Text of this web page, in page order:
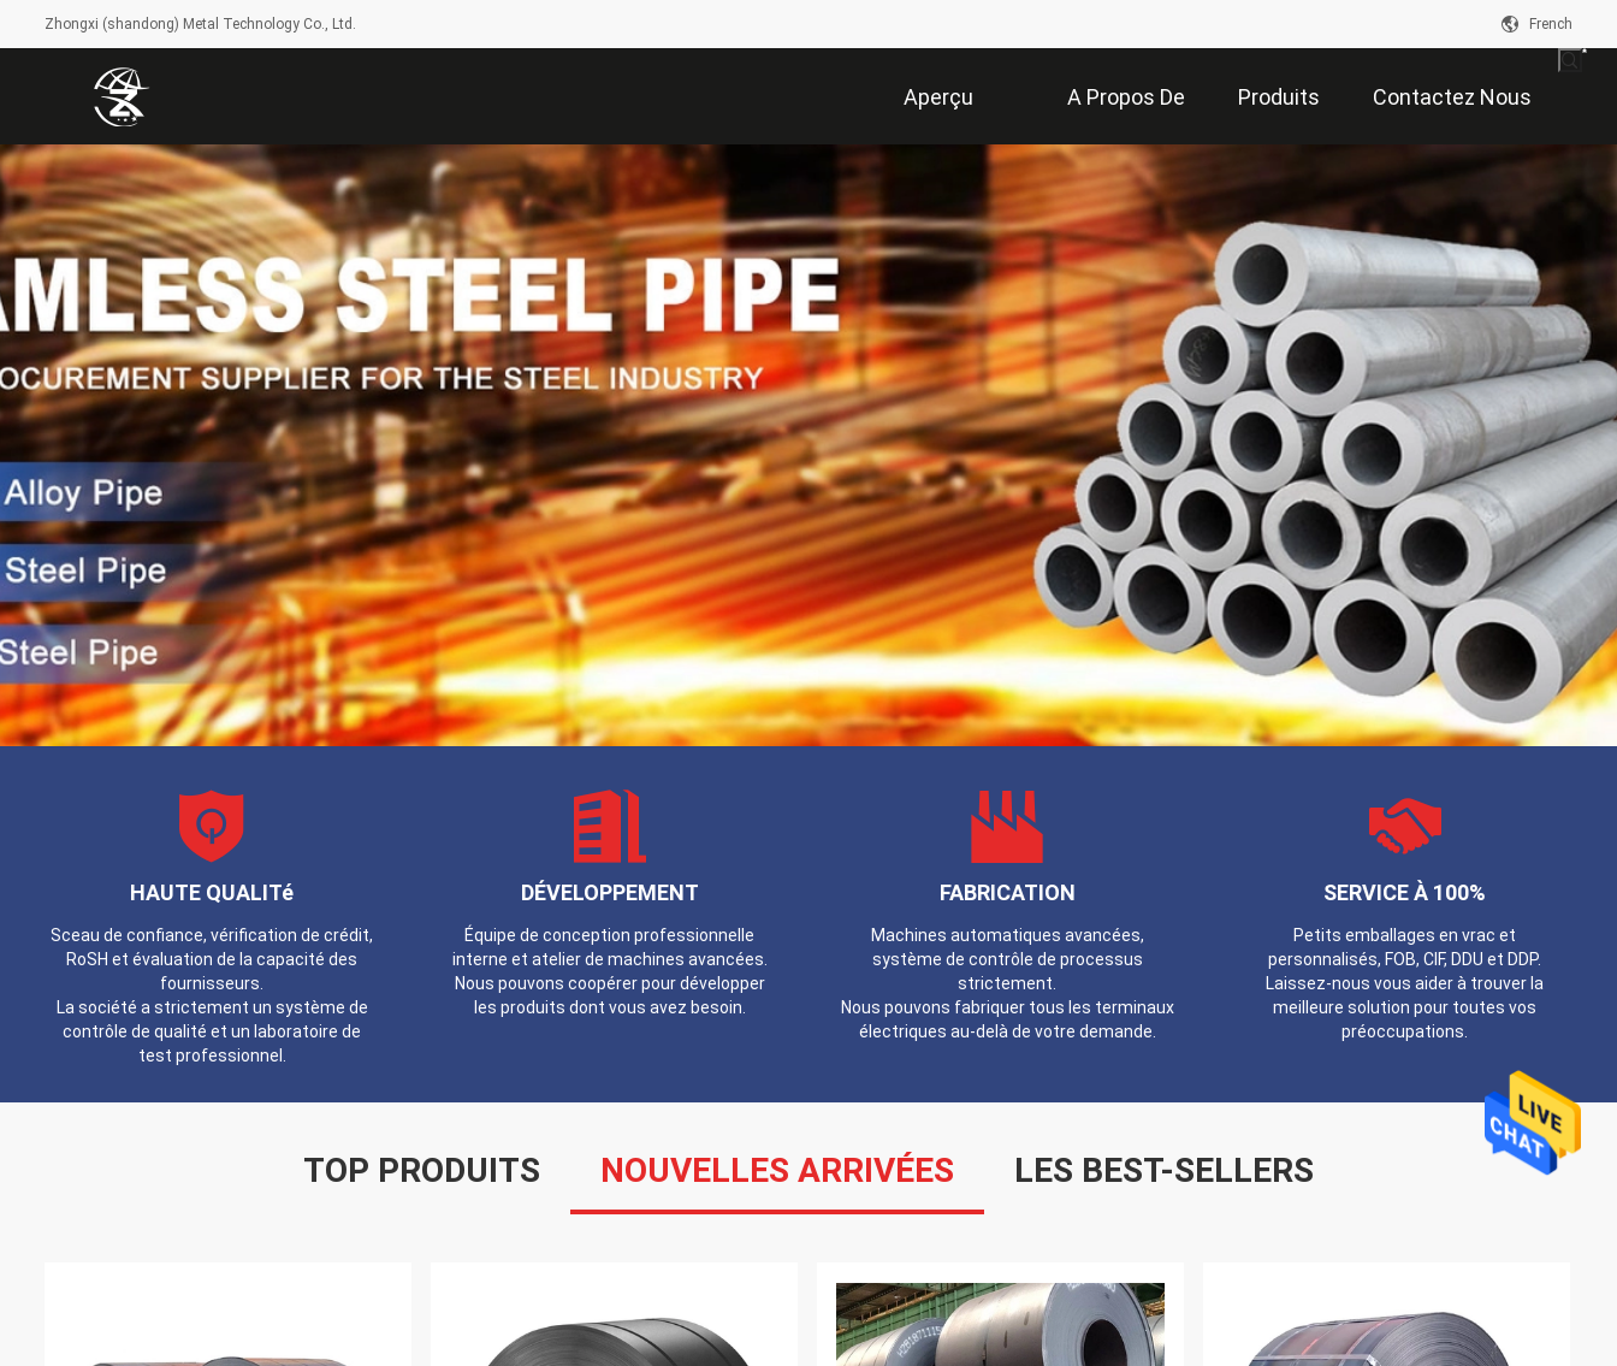
Zhongxi (shandong) Metal Technology Co., Ltd. French
Aperçu A Propos De
Nous
Produits Contactez Nous
Demande De
Soumission
HAUTE QUALITé
Sceau de confiance, vérification de crédit,
RoSH et évaluation de la capacité des
fournisseurs.
La société a strictement un système de
contrôle de qualité et un laboratoire de
test professionnel.
DÉVELOPPEMENT
Équipe de conception professionnelle
interne et atelier de machines avancées.
Nous pouvons coopérer pour développer
les produits dont vous avez besoin.
FABRICATION
Machines automatiques avancées,
système de contrôle de processus
strictement.
Nous pouvons fabriquer tous les terminaux
électriques au-delà de votre demande.
SERVICE À 100%
Petits emballages en vrac et
personnalisés, FOB, CIF, DDU et DDP.
Laissez-nous vous aider à trouver la
meilleure solution pour toutes vos
préoccupations.
TOP PRODUITS NOUVELLES ARRIVÉES LES BEST-SELLERS